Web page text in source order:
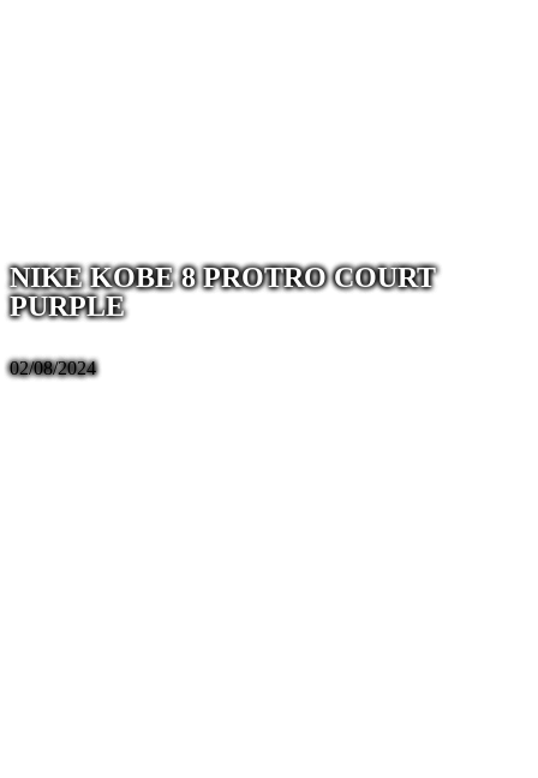
NIKE KOBE 8 PROTRO COURT
PURPLE
02/08/2024